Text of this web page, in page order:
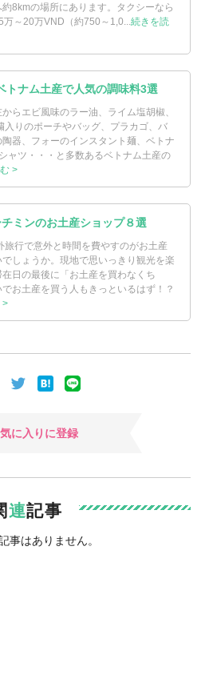
8kmの場所にあります。タクシーなら
万～20万VND（約750～1,0...続きを読
トナム土産で人気の調味料3選
らエビ風味のラー油、ライム塩胡椒、
入りのポーチやバッグ、プラカゴ、バ
陶器、フォーのインスタント麺、ベトナ
ャツ・・・と多数あるベトナム土産の
>
ミンのお土産ショップ８選
旅行で意外と時間を費やすのがお土産
しょうか。現地で思いっきり観光を楽
在日の最後に「お土産を買わなくち
でお土産を買う人もきっといるはず！？
>
に入りに登録
連記事
事はありません。